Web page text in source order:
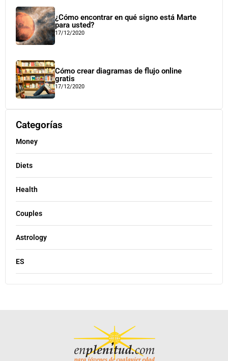
¿Cómo encontrar en qué signo está Marte
para usted?
17/12/2020
Cómo crear diagramas de flujo online
gratis
17/12/2020
Categorías
Money
Diets
Health
Couples
Astrology
ES